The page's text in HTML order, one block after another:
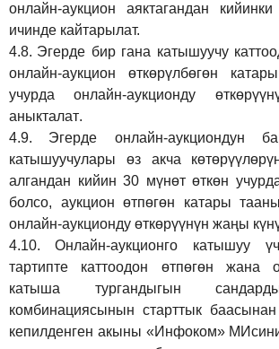
онлайн-аукцион аяктагандан
ичинде кайтарылат.
4.8. Эгерде бир гана катышуучу
онлайн-аукцион өткөрүлбөгөн
учурда онлайн-аукционду
аныкталат.
4.9.
Эгерде онлайн-аукциондун
катышуучулары өз акча
алгандан кийин 30 мүнөт өткөн
болсо, аукцион өтпөгөн катары
онлайн-аукционду өткөрүүнүн жаңы
4.10.
Онлайн-аукционго катышуу
тартипте каттоодон өтпөгөн жана
катыша тургандыгын
комбинациясынын старттык
кепилденген акыны «Инфоком»